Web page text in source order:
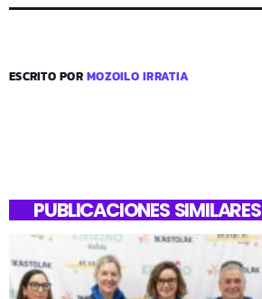
ESCRITO PORMOZOILO IRRATIA
PUBLICACIONES SIMILARES